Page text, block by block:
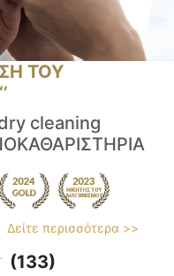
ΤΟΥ
cleaning
Δείτε περισσότερα >>
(133)